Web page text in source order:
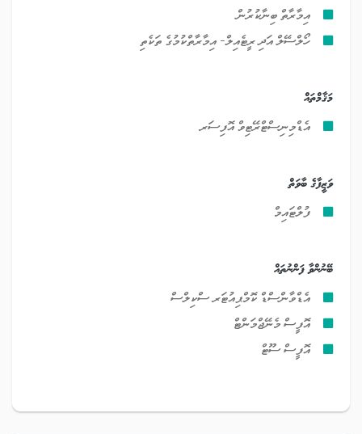
އިމާރާތް ބިނާކުރުން
ހޯލްސޭލް އަދި ރީޓެއިލް- އިމާރާތްކުމުގެ ތަކެތި
މަޤާމްތައް
އެޑްމިނިސްޓްރޭޓިވް އޮފިސަރ
ވަޒީފާގެ ބާވަތް
ފުލްޓައިމް
ބޭނުންވާ ފަންނުތައް
އެޑްވާންސްޑް ކޮމްޕިއުޓަރ ސްކިލްސް
އޮފީސް މެނޭޖްމަންޓް
އޮފީސް ސޫޓް